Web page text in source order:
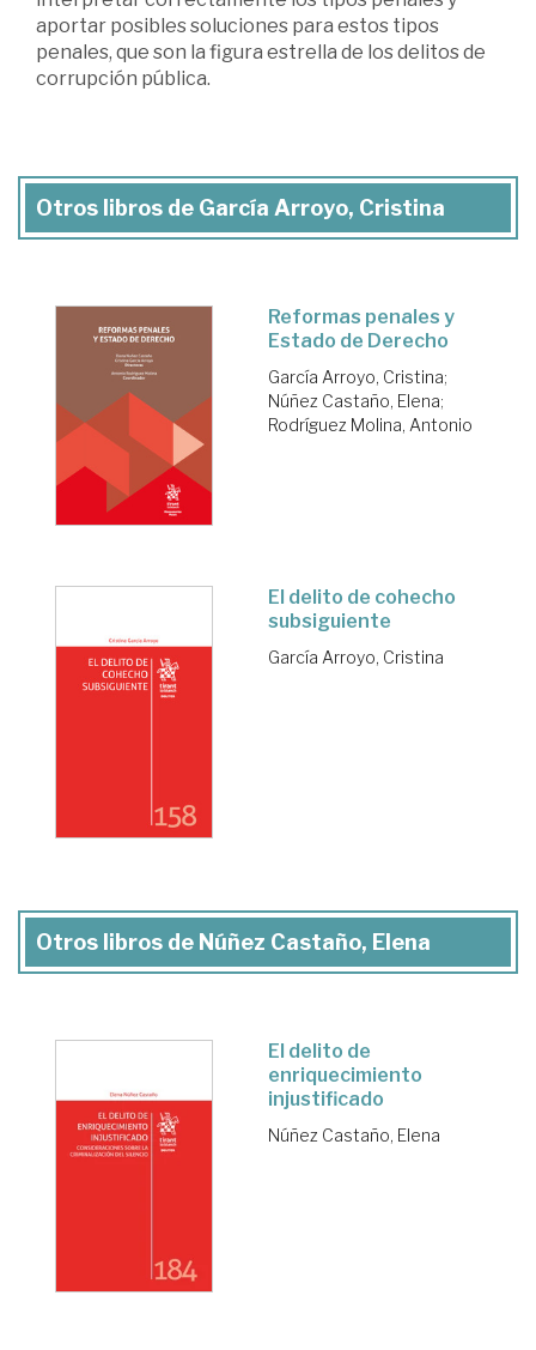
aportar posibles soluciones para estos tipos
penales, que son la figura estrella de los delitos de
corrupción pública.
Otros libros de García Arroyo, Cristina
Reformas penales y
Estado de Derecho
García Arroyo, Cristina;
Núñez Castaño, Elena;
Rodríguez Molina, Antonio
El delito de cohecho
subsiguiente
García Arroyo, Cristina
Otros libros de Núñez Castaño, Elena
El delito de
enriquecimiento
injustificado
Núñez Castaño, Elena